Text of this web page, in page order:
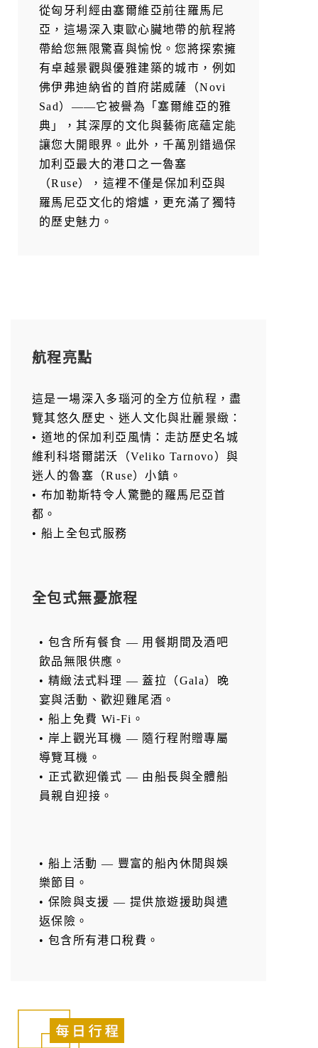
從匈牙利經由塞爾維亞前往羅馬尼
亞，這場深入東歐心臟地帶的航程將
帶給您無限驚喜與愉悅。您將探索擁
有卓越景觀與優雅建築的城市，例如
佛伊弗迪納省的首府諾威薩（Novi
Sad）——它被譽為「塞爾維亞的雅
典」，其深厚的文化與藝術底蘊定能
讓您大開眼界。此外，千萬別錯過保
加利亞最大的港口之一魯塞
（Ruse），這裡不僅是保加利亞與
羅馬尼亞文化的熔爐，更充滿了獨特
的歷史魅力。
航程亮點
這是一場深入多瑙河的全方位航程，盡
覽其悠久歷史、迷人文化與壯麗景緻：
• 道地的保加利亞風情：走訪歷史名城
維利科塔爾諾沃（Veliko Tarnovo）與
迷人的魯塞（Ruse）小鎮。
• 布加勒斯特令人驚艷的羅馬尼亞首
都。
• 船上全包式服務
全包式無憂旅程
• 包含所有餐食 — 用餐期間及酒吧
飲品無限供應。
• 精緻法式料理 — 蓋拉（Gala）晚
宴與活動、歡迎雞尾酒。
• 船上免費 Wi-Fi。
• 岸上觀光耳機 — 隨行程附贈專屬
導覽耳機。
• 正式歡迎儀式 — 由船長與全體船
員親自迎接。
• 船上活動 — 豐富的船內休閒與娛
樂節目。
• 保險與支援 — 提供旅遊援助與遣
返保險。
• 包含所有港口稅費。